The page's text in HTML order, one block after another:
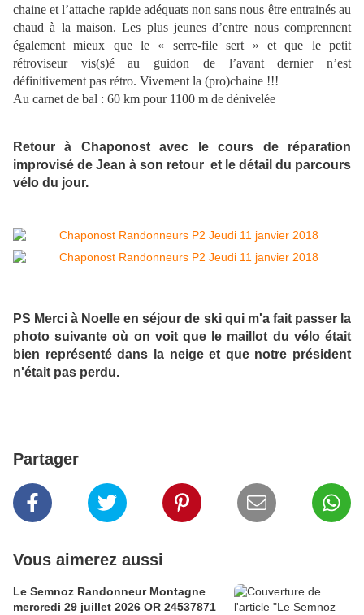
chaine et l’attache rapide adéquats non sans nous être entrainés au
chaud à la maison. Les plus jeunes d’entre nous comprennent
également mieux que le « serre-file sert » et que le petit
rétroviseur vis(s)é au guidon de l’avant dernier n’est
définitivement pas rétro. Vivement la (pro)chaine !!!
Au carnet de bal : 60 km pour 1100 m de dénivelée
Retour à Chaponost avec le cours de réparation
improvisé de Jean à son retour et le détail du parcours
vélo du jour.
PS Merci à Noelle en séjour de ski qui m'a fait passer la
photo suivante où on voit que le maillot du vélo était
bien représenté dans la neige et que notre président
n'était pas perdu.
Partager
Vous aimerez aussi
Le Semnoz Randonneur Montagne
mercredi 29 juillet 2026 OR 24537871